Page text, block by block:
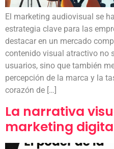
El marketing audiovisual se
estrategia clave para las
destacar en un mercado
contenido visual atractivo no
usuarios, sino que también
percepción de la marca y la
corazón de […]
La narrativa
marketing